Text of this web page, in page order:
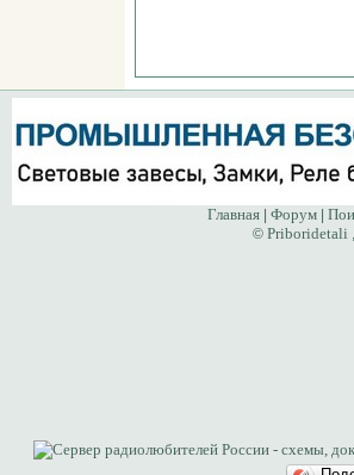
Главная| Форум|
© Priboridetali